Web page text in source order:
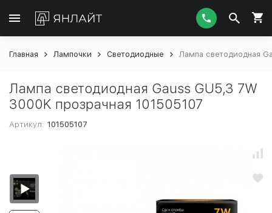
Главная Лампочки Светодиодные Лампа светодиодная
Лампа светодиодная Gauss GU5,3 7W
3000K прозрачная 101505107
Артикул: 101505107